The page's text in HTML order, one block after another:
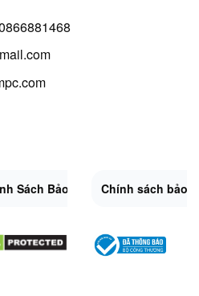
Quy Định Chung Sitemap.XML
Sách Bảo Mật Đổi trả và hoàn
Chính sách bảo